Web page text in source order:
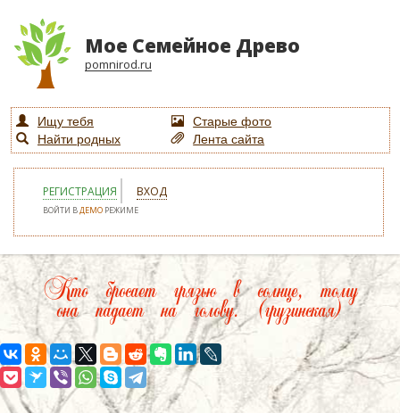
Мое Семейное Древо
pomnirod.ru
Ищу тебя
Старые фото
Найти родных
Лента сайта
РЕГИСТРАЦИЯ ВХОД
ВОЙТИ ВДЕМО РЕЖИМЕ
Кто бросает грязью в солнце, тому
она падает на голову. (грузинская)